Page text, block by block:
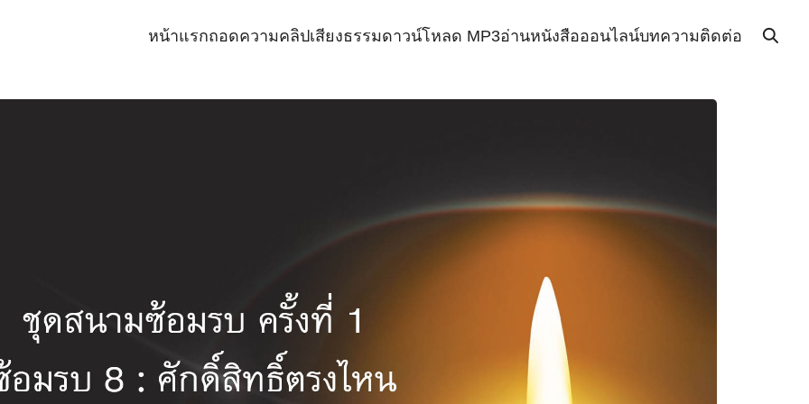
หน้าแรกถอดความคลิปเสียงธรรมดาวน์โหลด MP3อ่านหนังสือออนไลน์บทความติดต่อ